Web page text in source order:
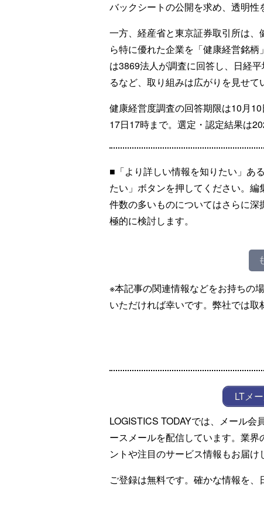
バックシートの公開を求め、透明性
一方、経産省と東京証券取引所は
ら特に優れた企業を「健康経営銘
は3869法人が調査に回答し、日経
るなど、取り組みは広がりを見せて
健康経営度調査の回答期限は10月
17日17時まで。選定・認定結果は
■「より詳しい情報を知りたい」あ
たい」ボタンを押してください。編
件数の多いものについてはさらに
極的に検討します。
※本記事の関連情報などをお持ちの
いただければ幸いです。弊社では取
LTメ
LOGISTICS TODAYでは、メール
ースメールを配信しています。業
ントや注目のサービス情報もお届け
ご登録は無料です。確かな情報を、